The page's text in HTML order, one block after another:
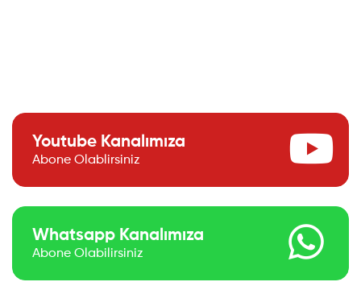
Youtube Kanalımıza
Abone Olablirsiniz
Whatsapp Kanalımıza
Abone Olabilirsiniz